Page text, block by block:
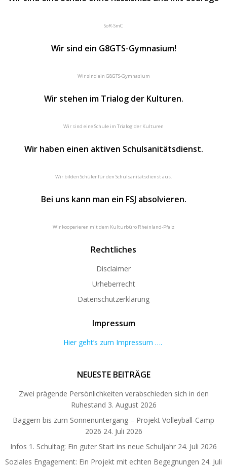
SoR-SmC
Wir sind ein G8GTS-Gymnasium!
Wir sind ein G8GTS-Gymnasium
Wir stehen im Trialog der Kulturen.
Wir sind eine Schule im Trialog der Kulturen
Wir haben einen aktiven Schulsanitätsdienst.
Wir bilden Schüler für den Schulsanitätsdienst aus.
Bei uns kann man ein FSJ absolvieren.
Wir kooperieren mit dem Kulturbüro Rheinland-Pfalz
Rechtliches
Disclaimer
Urheberrecht
Datenschutzerklärung
Impressum
Hier geht’s zum Impressum ….
NEUESTE BEITRÄGE
Zwei prägende Persönlichkeiten verabschieden sich in den
Ruhestand 3. August 2026
Baggern bis zum Sonnenuntergang – Projekt Volleyball-Camp
2026 24. Juli 2026
Infos 1. Schultag: Ein guter Start ins neue Schuljahr 24. Juli 2026
Soziales Engagement: Ein Projekt mit echten Begegnungen 24. Juli